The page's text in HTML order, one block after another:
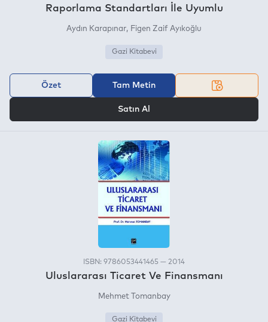
Raporlama Standartları İle Uyumlu
Aydın Karapınar Figen Zaif Ayıkoğlu
Gazi Kitabevi
Özet Tam Metin
Satın Al
ISBN: 9786053441465 — 2014
Uluslararası Ticaret Ve Finansmanı
Mehmet Tomanbay
Gazi Kitabevi